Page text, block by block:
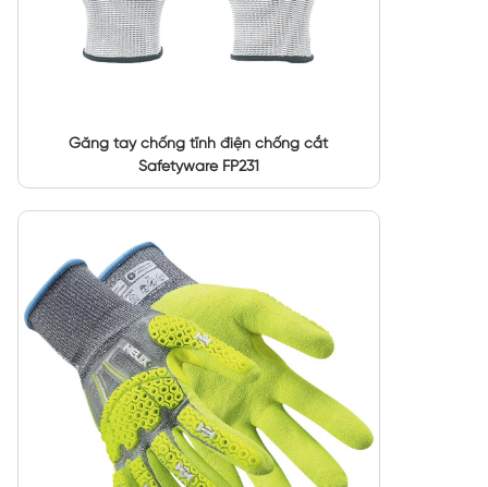
Găng tay chống tĩnh điện chống cắt
Safetyware FP231